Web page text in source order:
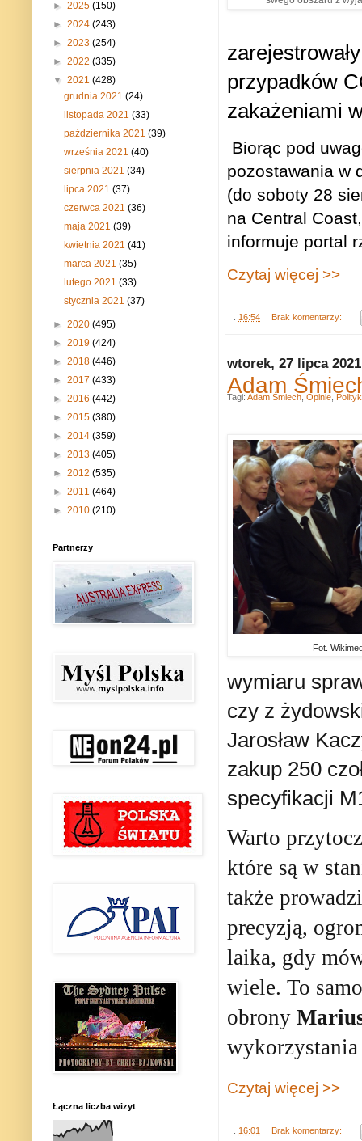
przypadków
zakażeniami
Biorąc pod
pozostawania w
(do soboty 28
na Central
informuje portal
Czytaj więcej >>
16:54 Brak komentarzy:
wtorek, 27 lipca 2021
Adam
Fot.
wymiaru
czy z
Jarosław
zakup 250
specyfikacji
Warto
które są w
także
precyzją,
laika, gdy
wiele. To
obrony
wykorzystania
Czytaj więcej >>
16:01 Brak komentarzy:
Tagi: Adam Śmiech Opinie
► 2025 (150)
► 2024 (243)
► 2023 (254)
► 2022 (335)
▼ 2021 (428)
grudnia 2021(24)
listopada 2021(33)
października 2021(39)
września 2021(40)
sierpnia 2021(34)
lipca 2021(37)
czerwca 2021(36)
maja 2021(39)
kwietnia 2021(41)
marca 2021(35)
lutego 2021(33)
stycznia 2021(37)
► 2020 (495)
► 2019 (424)
► 2018 (446)
► 2017 (433)
► 2016 (442)
► 2015 (380)
► 2014 (359)
► 2013 (405)
► 2012 (535)
► 2011 (464)
► 2010 (210)
Partnerzy
Łączna liczba wizyt